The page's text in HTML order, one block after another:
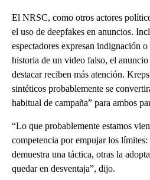
El NRSC, como otros actores
el uso de deepfakes en anuncios.
espectadores expresan indignación
historia de un video falso, el
destacar reciben más atención.
sintéticos probablemente se
habitual de campaña” para ambos
“Lo que probablemente estamos
competencia por empujar los límites:
demuestra una táctica, otras la
quedar en desventaja”, dijo.